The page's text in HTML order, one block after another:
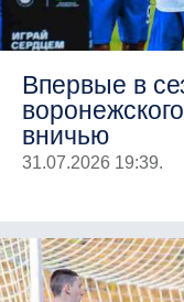
Впервые в
вничью
31.07.2026 19:39.